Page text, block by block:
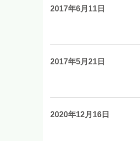
2017年6月11日
2017年5月21日
2020年12月16日